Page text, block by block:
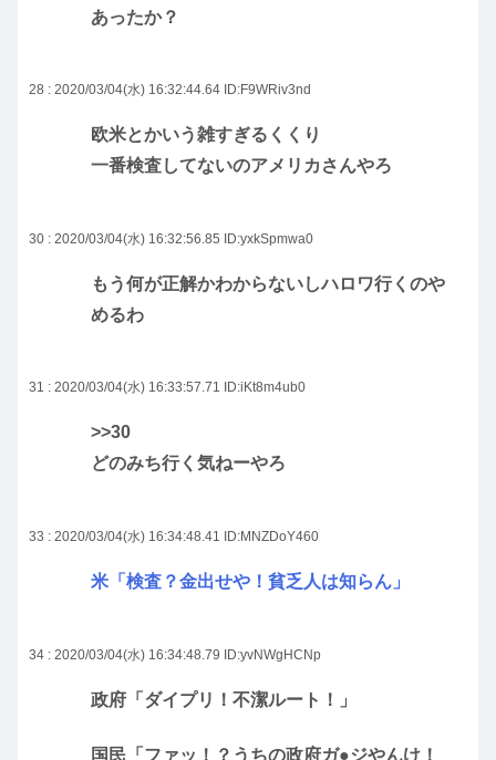
あったか？
28 : 2020/03/04(水) 16:32:44.64 ID:F9WRiv3nd
欧米とかいう雑すぎるくくり
一番検査してないのアメリカさんやろ
30 : 2020/03/04(水) 16:32:56.85 ID:yxkSpmwa0
もう何が正解かわからないしハロワ行くのや
めるわ
31 : 2020/03/04(水) 16:33:57.71 ID:iKt8m4ub0
>>30
どのみち行く気ねーやろ
33 : 2020/03/04(水) 16:34:48.41 ID:MNZDoY460
米「検査？金出せや！貧乏人は知らん」
34 : 2020/03/04(水) 16:34:48.79 ID:yvNWgHCNp
政府「ダイプリ！不潔ルート！」
国民「ファッ！？うちの政府ガ●ジやんけ！